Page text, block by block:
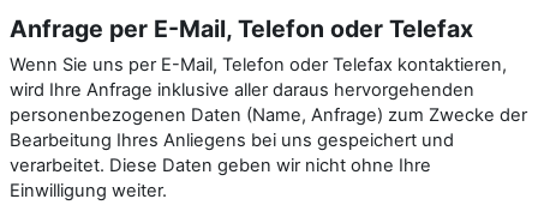
Anfrage per E-Mail, Telefon oder Telefax
Wenn Sie uns per E-Mail, Telefon oder Telefax kontaktieren,
wird Ihre Anfrage inklusive aller daraus hervorgehenden
personenbezogenen Daten (Name, Anfrage) zum Zwecke der
Bearbeitung Ihres Anliegens bei uns gespeichert und
verarbeitet. Diese Daten geben wir nicht ohne Ihre
Einwilligung weiter.